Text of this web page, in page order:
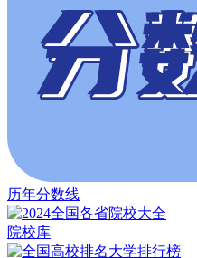
历年分数线
院校库